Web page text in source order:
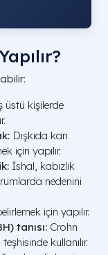
üstü kişilerde
Dışkıda kan
için yapılır.
İshal, kabızlık
nedenini
için yapılır.
tanısı: Crohn
kullanılır.